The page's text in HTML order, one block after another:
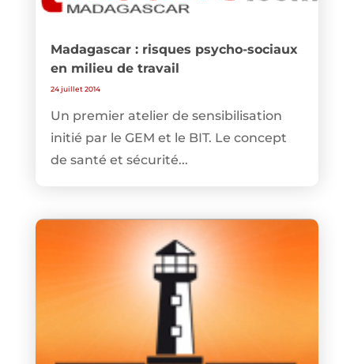
Madagascar : risques psycho-sociaux
en milieu de travail
24 juillet 2014
Un premier atelier de sensibilisation
initié par le GEM et le BIT. Le concept
de santé et sécurité...